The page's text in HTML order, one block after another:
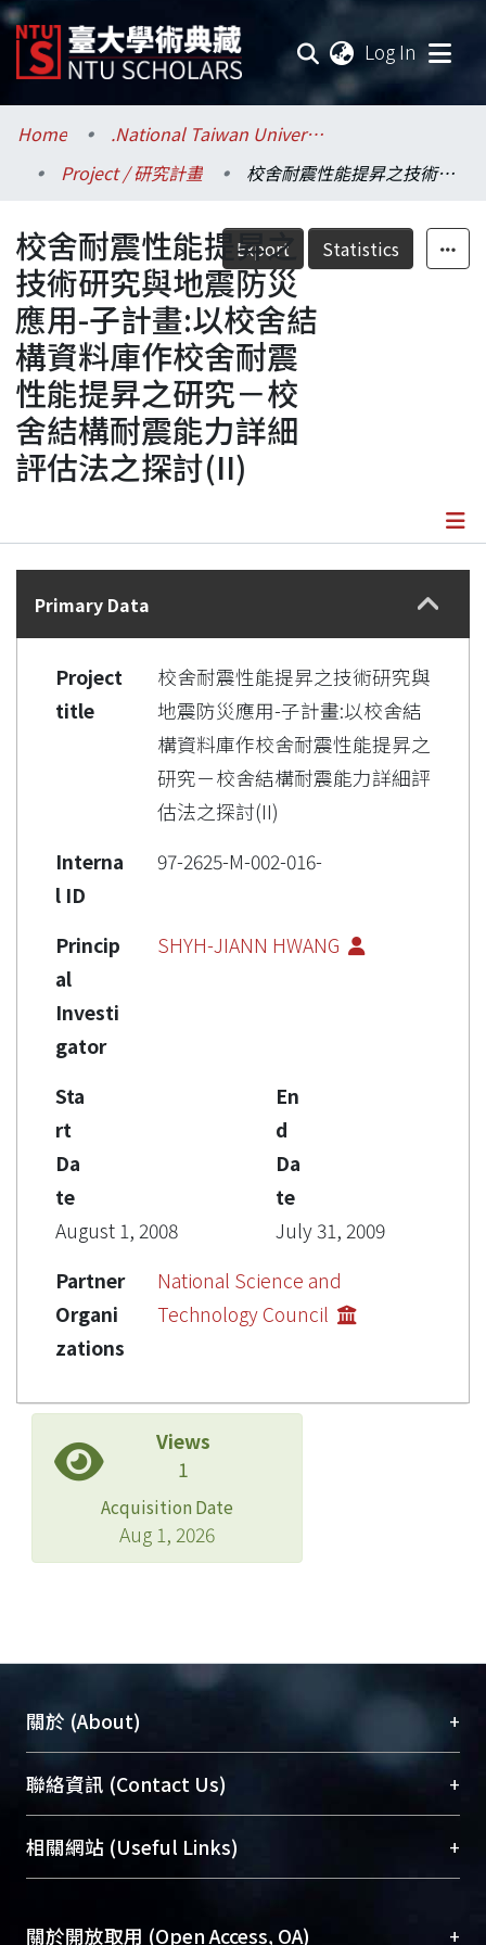
Log In
Communities & Collections
Research Outputs
Fundings & Projects
Researchers
Organizations
Statistics
Home
.National Taiwan University / 國立臺灣大學
Project / 研究計畫
校舍耐震性能提昇之技術研究與地震防災應用-子計畫:以校舍結構資料庫作校舍耐震性能提昇之研究－校舍結構耐震能力詳細評估法之探討(II)
Export Statistics
校舍耐震性能提昇之
技術研究與地震防災
應用-子計畫:以校舍結
構資料庫作校舍耐震
性能提昇之研究－校
舍結構耐震能力詳細
評估法之探討(II)
Details
Primary Data
Project
title
校舍耐震性能提昇之技術研究與
地震防災應用-子計畫:以校舍結
構資料庫作校舍耐震性能提昇之
研究－校舍結構耐震能力詳細評
估法之探討(II)
Interna
l ID
97-2625-M-002-016-
Princip
al
Investi
gator
SHYH-JIANN HWANG
Sta
rt
Da
te
August 1, 2008
En
d
Da
te
July 31, 2009
Partner
Organi
zations
National Science and
Technology Council
Views
1
Acquisition Date
Aug 1, 2026
關於 (About) +
臺大位居世界頂尖大學之列，為永久珍藏及向國際
展現本校豐碩的研究成果及學術能量，圖書館整合
機構典藏（NTUR）與學術庫（AH）不同功能平
台，成為臺大學術典藏NTU scholars。期能整合研
成果。
聯絡資訊 (Contact Us) +
總館學科館員(Main Library)
醫學圖書館學科館員(Medical Library)
Sciences Library)
相關網站 (Useful Links) +
關於開放取用 (Open Access, OA) +